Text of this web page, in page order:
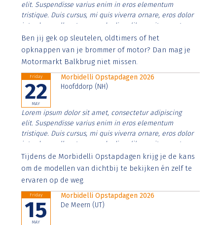
elit. Suspendisse varius enim in eros elementum
tristique. Duis cursus, mi quis viverra ornare, eros dolor
interdum nulla, ut commodo diam libero vitae erat.
Aenean faucibus nibh et justo cursus id rutrum lorem
imperdiet. Nunc ut sem vitae risus tristique posuere.
Ben jij gek op sleutelen, oldtimers of het
opknappen van je brommer of motor? Dan mag je
Motormarkt Balkbrug niet missen.
Friday
22
MAY
Morbidelli Opstapdagen 2026
Hoofddorp (NH)
Lorem ipsum dolor sit amet, consectetur adipiscing
elit. Suspendisse varius enim in eros elementum
tristique. Duis cursus, mi quis viverra ornare, eros dolor
interdum nulla, ut commodo diam libero vitae erat.
Aenean faucibus nibh et justo cursus id rutrum lorem
imperdiet. Nunc ut sem vitae risus tristique posuere.
Tijdens de Morbidelli Opstapdagen krijg je de kans
om de modellen van dichtbij te bekijken én zelf te
ervaren op de weg.
Friday
15
MAY
Morbidelli Opstapdagen 2026
De Meern (UT)